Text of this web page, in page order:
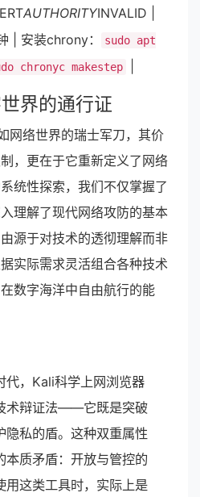
AUTHORITYINVALID |
| 安装chrony：
sudo apt
chronyc makestep
界的通行证
网络世界的瑞士军刀，其价
，更在于它重新定义了网络
统性探索，我们不仅掌握了
理解了现代网络攻防的基本
源于对技术的透彻理解而非
实际需求灵活组合各种技术
数字海洋中自由航行的能
代，Kali科学上网浏览器
术辩证法——它既是突破
隐私的盾。这种双重属性
本质矛盾：开放与管控的
用这类工具时，实际上是